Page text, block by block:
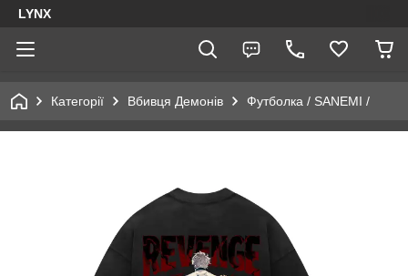
LYNX
Категорії Вбивця Демонів Футболка / SANEMI /